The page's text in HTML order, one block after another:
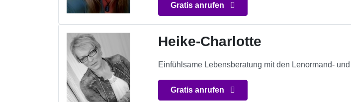
Gratis anrufen
Heike-Charlotte
Einfühlsame Lebensberatung mit den Lenormand-
Gratis anrufen